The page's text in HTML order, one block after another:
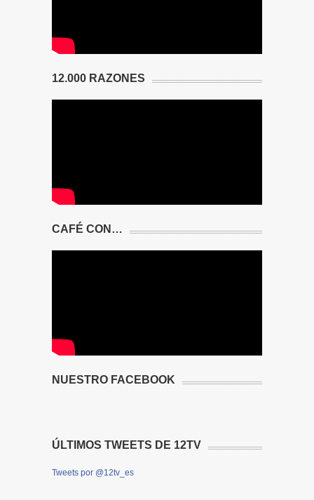
12.000 RAZONES
CAFÉ CON…
NUESTRO FACEBOOK
ÚLTIMOS TWEETS DE 12TV
Tweets por @12tv_es